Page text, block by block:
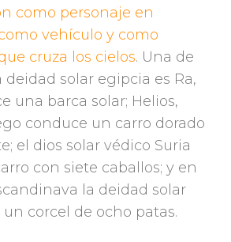
como personaje en
vehículo y como
cruza los cielos. Una de
deidad solar egipcia es Ra,
una barca solar; Helios,
conduce un carro dorado
el dios solar védico Suria
con siete caballos; y en
la deidad solar
corcel de ocho patas.